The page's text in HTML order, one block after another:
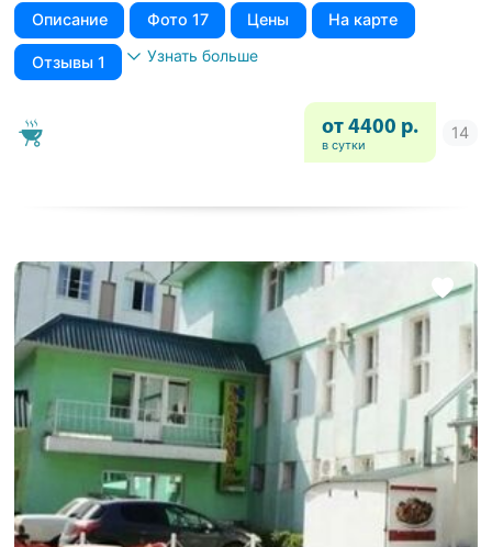
Описание Фото 17 Цены На карте
Отзывы 1 Узнать больше
от 4400 р.
в сутки